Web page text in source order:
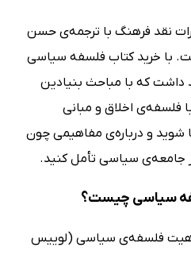
نقد فرهنگ با ترجمه‌ی حسن
با خرید کتاب فلسفه سیاسی
که با مباحث بنیادین
اخلاق و مبانی
شوید و درباره‌ی مفاهیمی چون
جامعه‌ی سیاسی تأمل کنید.
سیاسی چیست؟
فلسفه‌ی سیاسی (لوییس